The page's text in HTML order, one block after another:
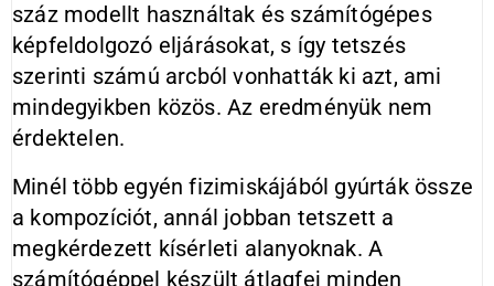
száz modellt használtak és számítógépes
képfeldolgozó eljárásokat, s így tetszés
szerinti számú arcból vonhatták ki azt, ami
mindegyikben közös. Az eredményük nem
érdektelen.
Minél több egyén fizimiskájából gyúrták össze
a kompozíciót, annál jobban tetszett a
megkérdezett kísérleti alanyoknak. A
számítógéppel készült átlagfej minden